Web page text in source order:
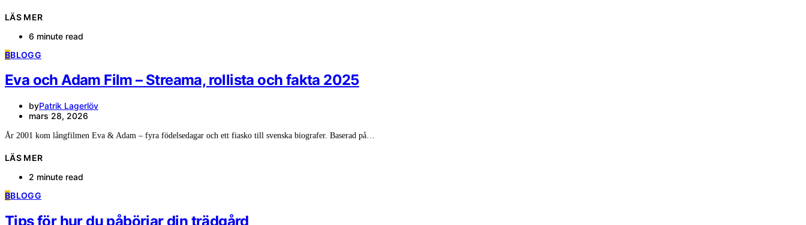
LÄS MER
6 minute read
BBLOGG
Eva och Adam Film – Streama, rollista och fakta 2025
byPatrik Lagerlöv
mars 28, 2026
År 2001 kom långfilmen Eva & Adam – fyra födelsedagar och ett fiasko till svenska biografer. Baserad på…
LÄS MER
2 minute read
BBLOGG
Tips för hur du påbörjar din trädgård